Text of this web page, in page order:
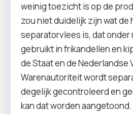
weinig toezicht is op de
zou niet duidelijk zijn wat de
separatorvlees is, dat onder
gebruikt in frikandellen en
de Staat en de Nederlandse
Warenautoriteit wordt
degelijk gecontroleerd en
kan dat worden aangetoond.